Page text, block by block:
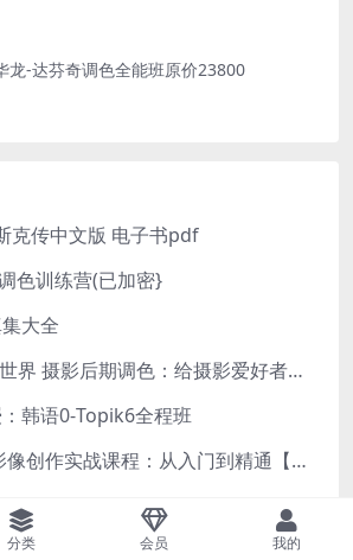
龙-达芬奇调色全能班原价23800
克传中文版 电子书pdf
色训练营(已加密}
大全
Thomas看看世界 摄影后期调色：给摄影爱好者的色彩课 网盘下载
韩语0-Topik6全程班
陈老师 手机影像创作实战课程：从入门到精通【完结】
全摄影教程
套
分类 会员 我的